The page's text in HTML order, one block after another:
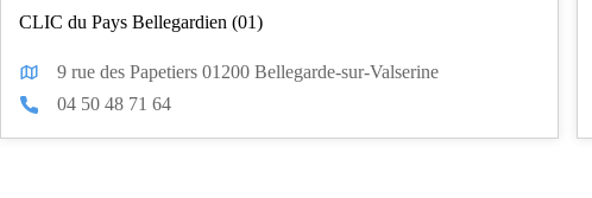
CLIC du Pays Bellegardien (01)
9 rue des Papetiers 01200 Bellegarde-sur-Valserine
04 50 48 71 64